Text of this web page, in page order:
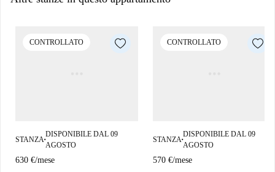
CONTROLLATO
STANZA ■
DISPONIBILE DAL 09
AGOSTO
630 €/mese
CONTROLLATO
STANZA ■
DISPONIBILE DAL 09
AGOSTO
570 €/mese